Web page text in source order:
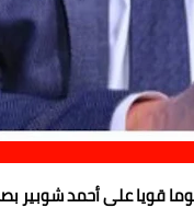
قويا على أحمد شوبير